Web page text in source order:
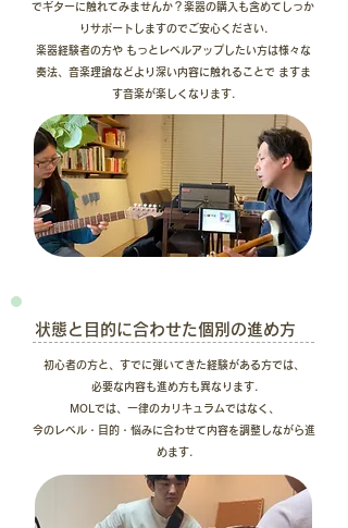
でギターに触れてみませんか？楽器の購入も含めてしっか
りサポートしますのでご安心ください.
楽器経験者の方や もっとレベルアップしたい方は様々な
奏法、 ​音楽理論などより深い内容に触れることで ますま
す音楽が楽しくなります.
状態と目的に合わせた個別の進め方
初心者の方と、すでに弾いてきた経験がある方では、
必要な内容も進め方も異なります.
MOLでは、一律のカリキュラムではなく、
今のレベル・目的・悩みに合わせて内容を調整しながら進
めます.